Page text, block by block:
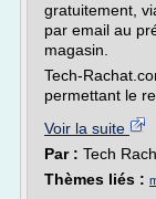
gratuitement,
par email au
magasin.
Tech-
permettant le
Voir la suite
Par : Tech
Thèmes liés :